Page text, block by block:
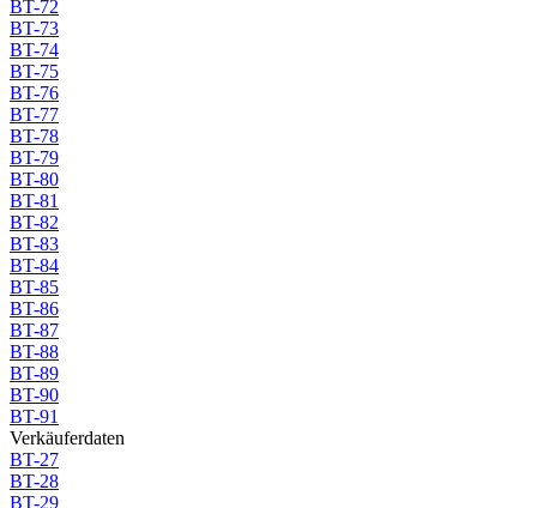
BT-72
BT-73
BT-74
BT-75
BT-76
BT-77
BT-78
BT-79
BT-80
BT-81
BT-82
BT-83
BT-84
BT-85
BT-86
BT-87
BT-88
BT-89
BT-90
BT-91
Verkäuferdaten
BT-27
BT-28
BT-29